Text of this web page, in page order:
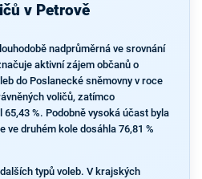
v Petrově
nadprůměrná ve srovnání
aktivní zájem občanů o
do Poslanecké sněmovny v roce
voličů, zatímco
%. Podobně vysoká účast byla
ve druhém kole dosáhla 76,81 %
typů voleb. V krajských